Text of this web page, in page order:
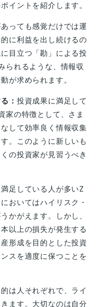
イントを紹介します。
っても感覚だけでは運
に利益を出し続けるの
目立つ「勘」による投
られるような、情報収
が求められます。
： 投資成果に満足して
家の特徴として、さま
して効率良く情報収集
。このように新しいも
の投資家が見習うべき
足している人が多いZ
おいてはハイリスク・
かがえます。しかし、
以上の損失が発生する
形成を目的とした投資
スを適度に保つことを
は人それぞれで、ライ
ます。大切なのは自分